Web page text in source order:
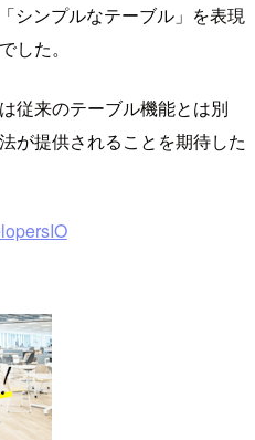
シンプルなテーブル」を表現
した。
従来のテーブル機能とは別
が提供されることを期待した